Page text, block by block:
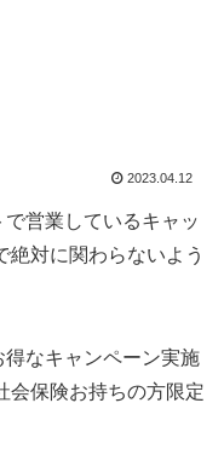
2023.04.12
営業しているキャッ
絶対に関わらないよう
なキャンペーン実施
会保険お持ちの方限定